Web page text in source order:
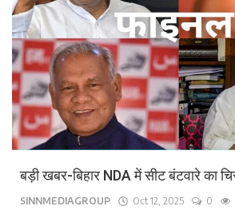
बड़ी खबर-बिहार NDA में सीट बंटवारे का
SINNMEDIAGROUP Oct 12, 2025 0